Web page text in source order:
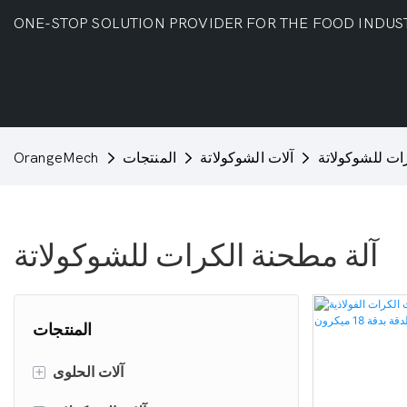
ONE-STOP SOLUTION PROVIDER FOR THE FOOD
OrangeMech المنتجات آلات الشوكولاتة للشوكولاتة
آلة مطحنة الكرات للشوكولاتة
المنتجات
+ آلات الحلوى